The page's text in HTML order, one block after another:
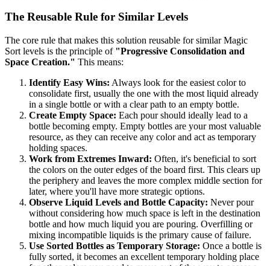
The Reusable Rule for Similar Levels
The core rule that makes this solution reusable for similar Magic
Sort levels is the principle of "Progressive Consolidation and
Space Creation." This means:
Identify Easy Wins: Always look for the easiest color to
consolidate first, usually the one with the most liquid already
in a single bottle or with a clear path to an empty bottle.
Create Empty Space: Each pour should ideally lead to a
bottle becoming empty. Empty bottles are your most valuable
resource, as they can receive any color and act as temporary
holding spaces.
Work from Extremes Inward: Often, it's beneficial to sort
the colors on the outer edges of the board first. This clears up
the periphery and leaves the more complex middle section for
later, where you'll have more strategic options.
Observe Liquid Levels and Bottle Capacity: Never pour
without considering how much space is left in the destination
bottle and how much liquid you are pouring. Overfilling or
mixing incompatible liquids is the primary cause of failure.
Use Sorted Bottles as Temporary Storage: Once a bottle is
fully sorted, it becomes an excellent temporary holding place